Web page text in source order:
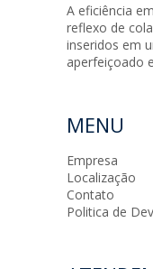
A eficiência
reflexo de
inseridos em
aperfeiçoado
MENU
Empresa
Localização
Contato
Politica de